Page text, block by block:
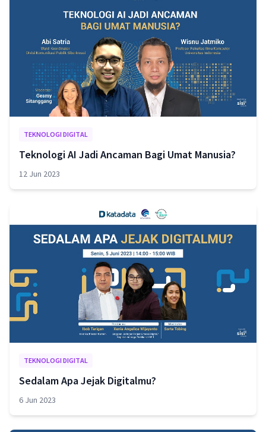
TEKNOLOGI DIGITAL
Teknologi AI Jadi Ancaman Bagi Umat Manusia?
12 Jun 2023
TEKNOLOGI DIGITAL
Sedalam Apa Jejak Digitalmu?
6 Jun 2023